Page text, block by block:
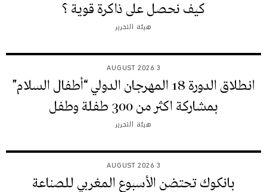
كيف نحصل على ذاكرة قوية ؟
هيئة التحرير
3 AUGUST 2026
انطلاق الدورة 18 المهرجان الدولي “أطفال السلام”
بمشاركة اكثر من 300 طفلة وطفل
هيئة التحرير
3 AUGUST 2026
بانكوك تحتضن الأسبوع المغربي للصناعة